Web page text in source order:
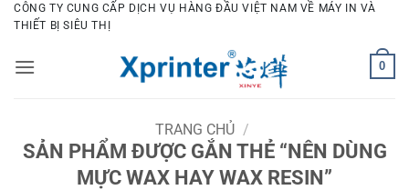
Bỏ
qua
dung
CÔNG TY CUNG CẤP DỊCH VỤ HÀNG ĐẦU VIỆT NAM VỀ MÁY IN VÀ
THIẾT BỊ SIÊU THỊ
0
TRANG CHỦ /
SẢN PHẨM ĐƯỢC GẮN THẺ “NÊN DÙNG
MỰC WAX HAY WAX RESIN”